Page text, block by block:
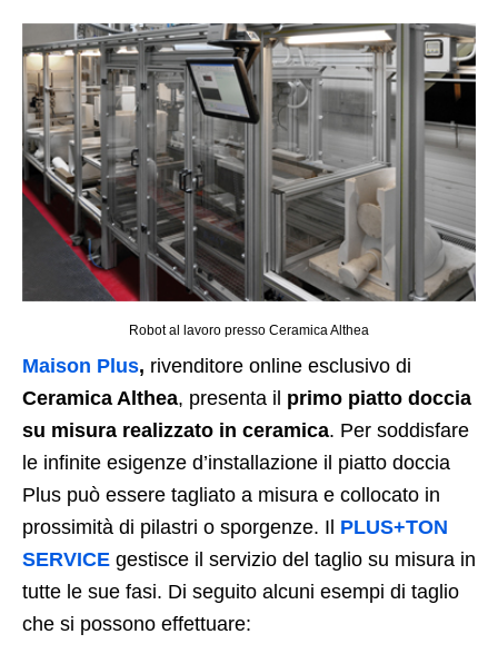
Robot al lavoro presso Ceramica Althea
Maison Plus, rivenditore online esclusivo di
Ceramica Althea, presenta il primo piatto doccia
su misura realizzato in ceramica. Per soddisfare
le infinite esigenze d’installazione il piatto doccia
Plus può essere tagliato a misura e collocato in
prossimità di pilastri o sporgenze. Il PLUS+TON
SERVICE gestisce il servizio del taglio su misura in
tutte le sue fasi. Di seguito alcuni esempi di taglio
che si possono effettuare: